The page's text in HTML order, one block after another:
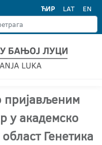
ЋИР LAT EN
пријављеним
у академско
Генетика